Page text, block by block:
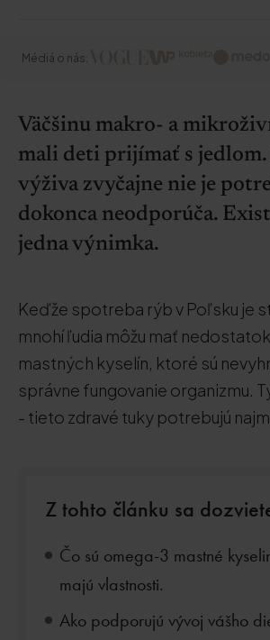
Médiá o nás:
Väčšinu makro- a
mali deti prijímať s
výživa zvyčajne nie je
dokonca neodporúča.
jedna výnimka.
Keďže spotreba rýb v Poľsku je
mnohí ľudia môžu mať
mastných kyselín, ktoré sú
správne fungovanie organizmu.
- tieto zdravé tuky potrebujú
Z tohto článku sa
Čo sú omega-3 mastné
majú vlastnosti.
Ako podporujú vývoj vášho